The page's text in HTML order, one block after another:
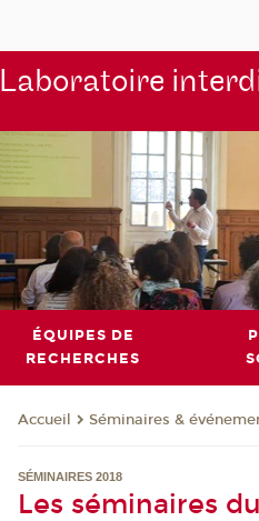
Laboratoire
ÉQUIPES DE
RECHERCHES
Accueil Séminaires &
SÉMINAIRES 2018
Les séminaires